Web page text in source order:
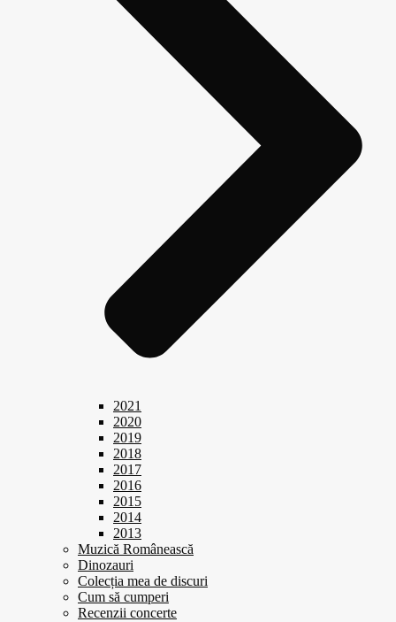
2021
2020
2019
2018
2017
2016
2015
2014
2013
Muzică Românească
Dinozauri
Colecția mea de discuri
Cum să cumperi
Recenzii concerte